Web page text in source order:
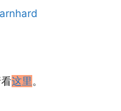
这里。